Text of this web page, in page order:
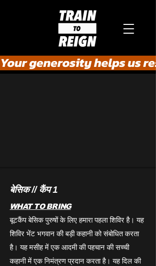
Your generosity helps us
बेसिक // कैंप 1
WHAT TO BRING
बूटकैंप बेसिक पुरुषों के लिए हमारा पहला शिविर है। यह
शिविर भेंट भगवान की बड़ी कहानी को संबोधित करता
है। यह मसीह में एक आदमी की पहचान की सच्ची
कहानी में एक निमंत्रण प्रदान करता है। यह दिल की